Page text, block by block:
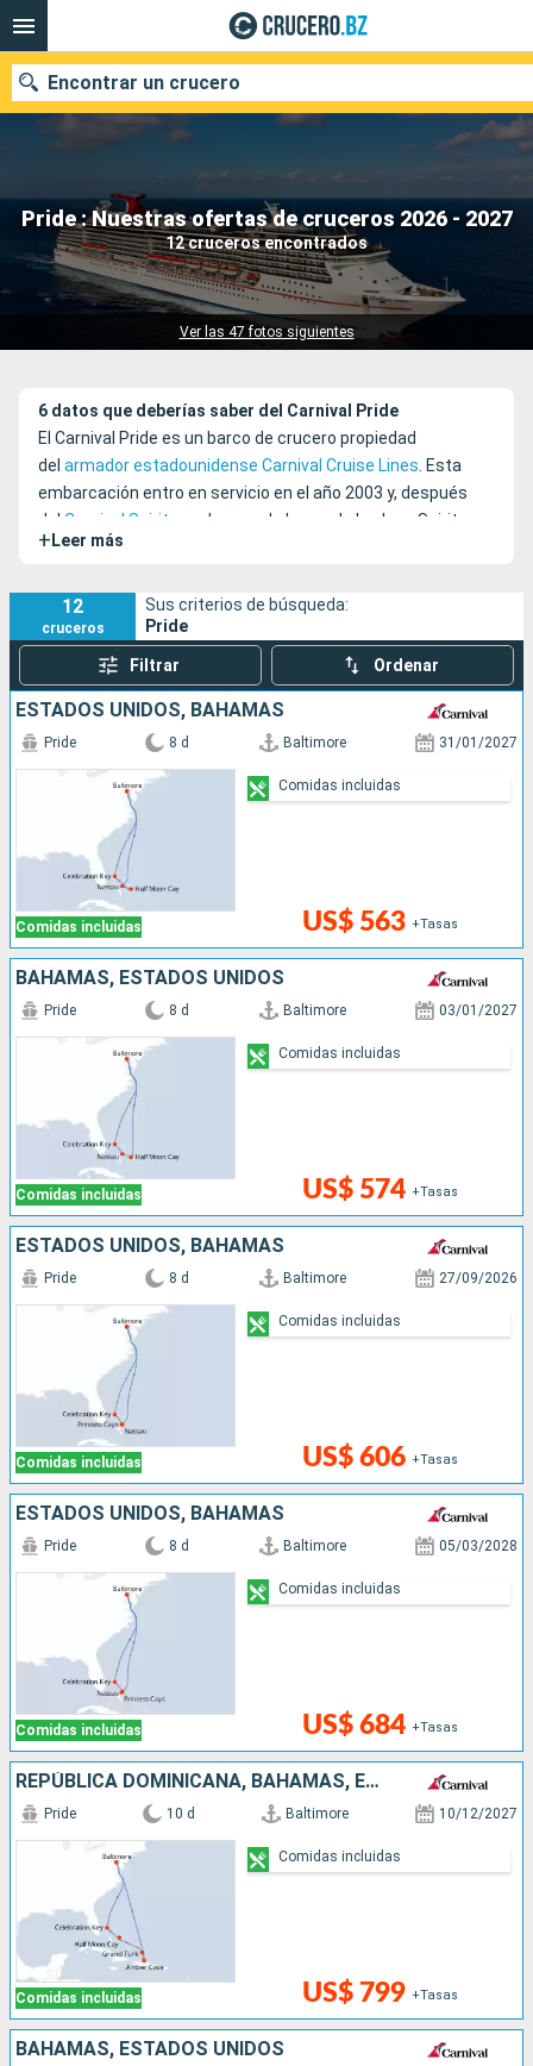
Pride : Nuestras ofertas de cruceros 2026 - 2027
12 cruceros encontrados
Ver las 47 fotos siguientes
Encontrar un crucero
Nuestros destinos
Fecha de salida
Compañías
6 datos que deberías saber del Carnival Pride
El Carnival Pride es un barco de crucero propiedad
del armador estadounidense Carnival Cruise Lines. Esta
embarcación entro en servicio en el año 2003 y, después
del Carnival Spirit , es el segundo barco de la clase Spirit.
+ Leer más
12
cruceros
Sus criterios de búsqueda:
Pride
Filtrar Ordenar
ESTADOS UNIDOS, BAHAMAS
Comidas incluidas
Pride 8 d Baltimore 31/01/2027
US$ 563 +Tasas
Comidas incluidas
BAHAMAS, ESTADOS UNIDOS
Comidas incluidas
Pride 8 d Baltimore 03/01/2027
US$ 574 +Tasas
Comidas incluidas
ESTADOS UNIDOS, BAHAMAS
Comidas incluidas
Pride 8 d Baltimore 27/09/2026
US$ 606 +Tasas
Comidas incluidas
ESTADOS UNIDOS, BAHAMAS
Comidas incluidas
Pride 8 d Baltimore 05/03/2028
US$ 684 +Tasas
Comidas incluidas
REPÚBLICA DOMINICANA, BAHAMAS, ESTADOS UNIDOS
Comidas incluidas
Pride 10 d Baltimore 10/12/2027
US$ 799 +Tasas
Comidas incluidas
BAHAMAS, ESTADOS UNIDOS